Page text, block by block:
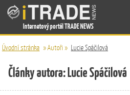
Internetový portál TRADE NEWS
Úvodní stránka »Autoři » Lucie Spáčilová
Články autora: Lucie Spáčilová